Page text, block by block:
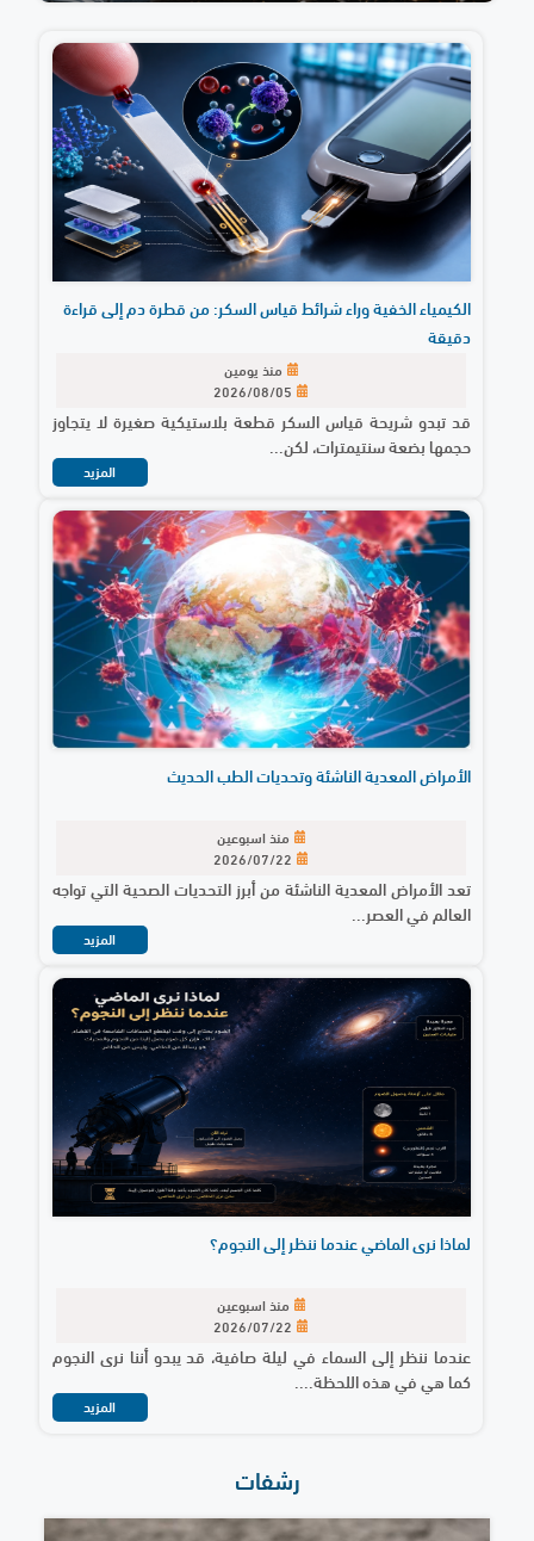
الكيمياء الخفية وراء شرائط قياس السكر: من قطرة دم إلى قراءة
دقيقة
منذ يومين
قد تبدو شريحة قياس السكر قطعة بلاستيكية صغيرة لا يتجاوز
حجمها بضعة سنتيمترات، لكن...
المزيد
الأمراض المعدية الناشئة وتحديات الطب الحديث
منذ اسبوعين
تعد الأمراض المعدية الناشئة من أبرز التحديات الصحية التي تواجه
العالم في العصر...
المزيد
لماذا نرى الماضي عندما ننظر إلى النجوم؟
منذ اسبوعين
عندما ننظر إلى السماء في ليلة صافية، قد يبدو أننا نرى النجوم
كما هي في هذه اللحظة....
المزيد
رشفات